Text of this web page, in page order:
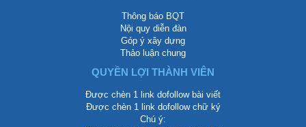
Thông báo BQT
Nội quy diễn đàn
Góp ý xây dựng
Thảo luận chung
QUYỀN LỢI THÀNH VIÊN
Được chèn 1 link dofollow bài viết
Được chèn 1 link dofollow chữ ký
Chú ý: